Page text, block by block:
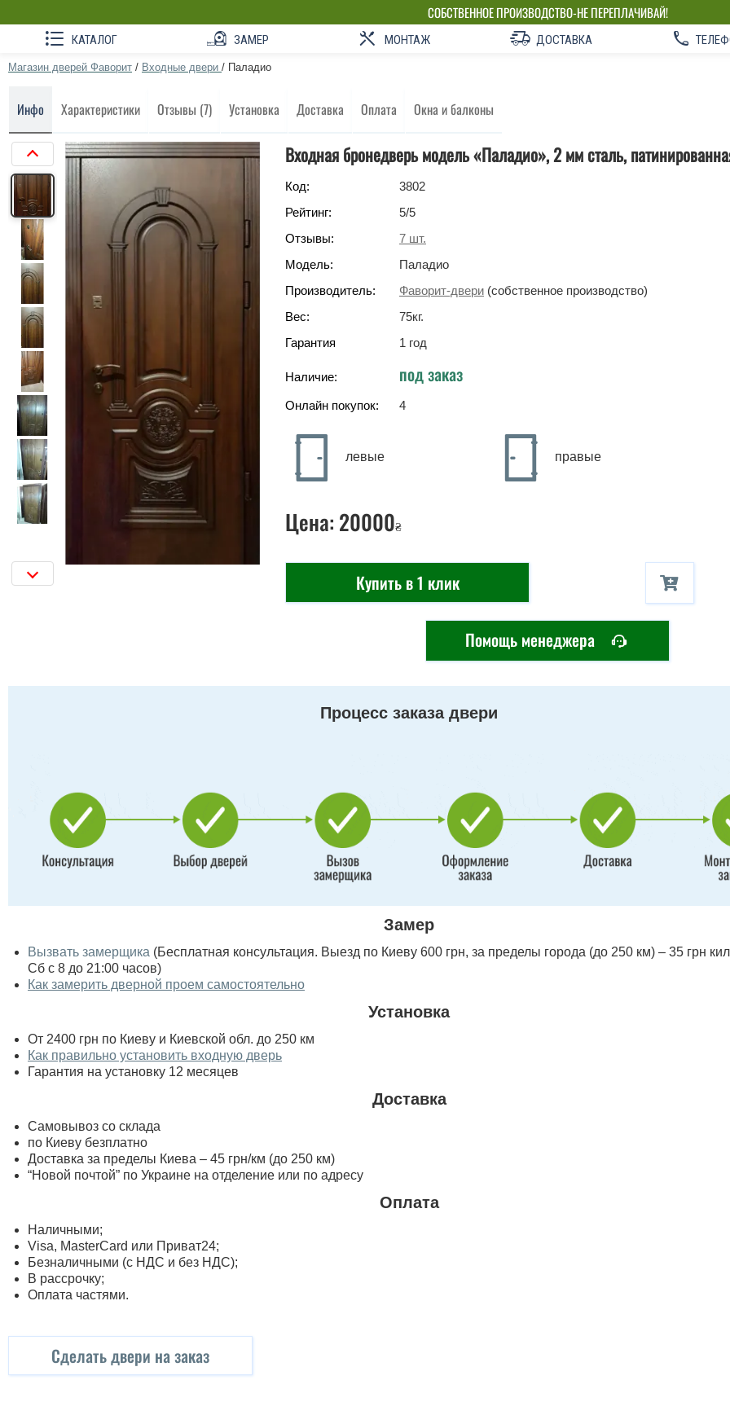
СОБСТВЕННОЕ ПРОИЗВОДСТВО-НЕ ПЕРЕПЛАЧИВАЙ!
КАТАЛОГ ЗАМЕР МОНТАЖ ДОСТАВКА
Магазин дверей Фаворит / Входные двери / Паладио
Инфо Характеристики Отзывы (7) Установка Доставка Оплата Окна и балконы
Входная бронедверь модель «Паладио», 2 мм сталь,
Код:
3802
Рейтинг:
5/5
Отзывы:
7 шт.
Модель:
Паладио
Производитель:
Фаворит-двери (собственное производство)
Вес:
75кг.
Гарантия
1 год
Наличие: под заказ
Онлайн покупок: 4
левые правые
Цена: 20000₴
Купить в 1 клик
Помощь менеджера
Процесс заказа двери
Замер
Вызвать замерщика (Бесплатная консультация. Выезд по Киеву 600 грн, за пределы города (до 250 км) – 35 грн
Сб с 8 до 21:00 часов)
Как замерить дверной проем самостоятельно
Установка
От 2400 грн по Киеву и Киевской обл. до 250 км
Как правильно установить входную дверь
Гарантия на установку 12 месяцев
Доставка
Самовывоз со склада
по Киеву безплатно
Доставка за пределы Киева – 45 грн/км (до 250 км)
“Новой почтой” по Украине на отделение или по адресу
Оплата
Наличными;
Visa, MasterСard или Приват24;
Безналичными (с НДС и без НДС);
В рассрочку;
Оплата частями.
Сделать двери на заказ